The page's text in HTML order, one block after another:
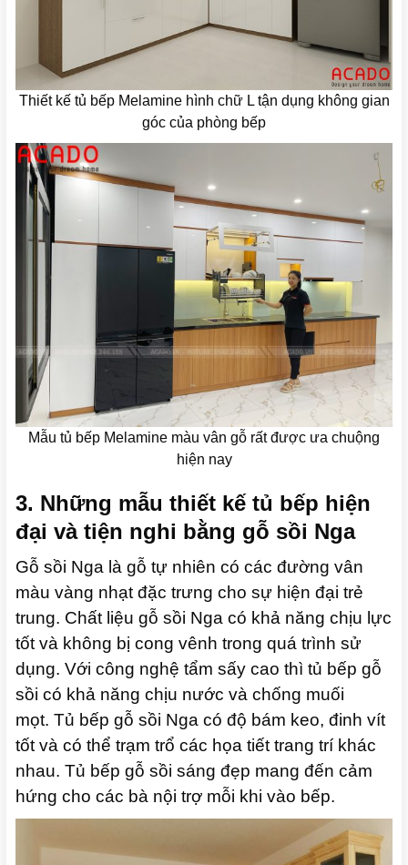
Thiết kế tủ bếp Melamine hình chữ L tận dụng không gian
góc của phòng bếp
Mẫu tủ bếp Melamine màu vân gỗ rất được ưa chuộng
hiện nay
3. Những mẫu thiết kế tủ bếp hiện
đại và tiện nghi bằng gỗ sồi Nga
Gỗ sồi Nga là gỗ tự nhiên có các đường vân
màu vàng nhạt đặc trưng cho sự hiện đại trẻ
trung. Chất liệu gỗ sồi Nga có khả năng chịu lực
tốt và không bị cong vênh trong quá trình sử
dụng. Với công nghệ tẩm sấy cao thì tủ bếp gỗ
sồi có khả năng chịu nước và chống muối
mọt. Tủ bếp gỗ sồi Nga có độ bám keo, đinh vít
tốt và có thể trạm trổ các họa tiết trang trí khác
nhau. Tủ bếp gỗ sồi sáng đẹp mang đến cảm
hứng cho các bà nội trợ mỗi khi vào bếp.